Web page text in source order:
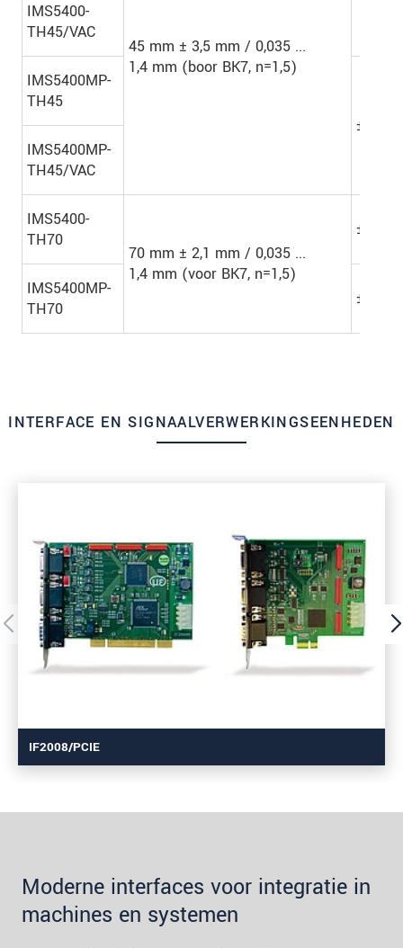
45 mm ± 3,5 mm / 0,035 ...
1,4 mm (boor BK7, n=1,5)
IMS5400-
TH45/VAC
IMS5400MP-
TH45
±100
IMS5400MP-
TH45/VAC
IMS5400-
TH70
70 mm ± 2,1 mm / 0,035 ...
1,4 mm (voor BK7, n=1,5)
±200
IMS5400MP-
TH70
±200
INTERFACE EN SIGNAALVERWERKINGSEENHEDEN
IF2008/PCIE
Moderne interfaces voor integratie in
machines en systemen